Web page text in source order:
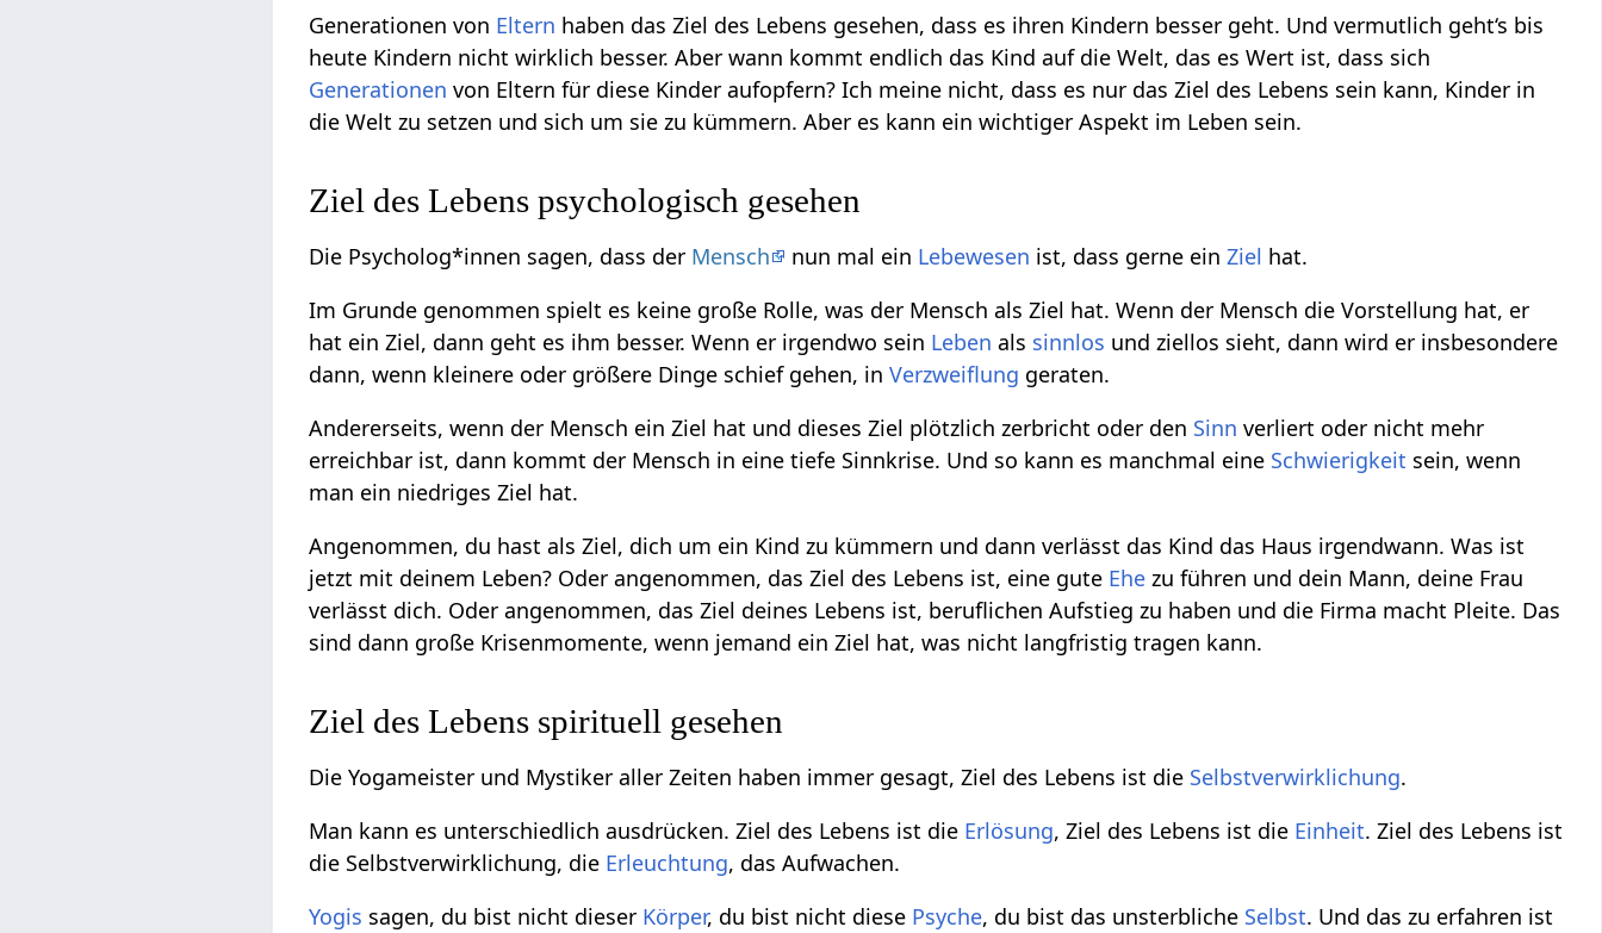
Generationen von Eltern haben das Ziel des Lebens gesehen, dass es ihren Kindern besser geht. Und vermutlich geht‘s bis
heute Kindern nicht wirklich besser. Aber wann kommt endlich das Kind auf die Welt, das es Wert ist, dass sich
Generationen von Eltern für diese Kinder aufopfern? Ich meine nicht, dass es nur das Ziel des Lebens sein kann, Kinder in
die Welt zu setzen und sich um sie zu kümmern. Aber es kann ein wichtiger Aspekt im Leben sein.
Ziel des Lebens psychologisch gesehen
Die Psycholog*innen sagen, dass der Mensch nun mal ein Lebewesen ist, dass gerne einZiel hat.
Im Grunde genommen spielt es keine große Rolle, was der Mensch als Ziel hat. Wenn der Mensch die Vorstellung hat, er
hat ein Ziel, dann geht es ihm besser. Wenn er irgendwo sein Leben als sinnlos und ziellos sieht, dann wird er insbesondere
dann, wenn kleinere oder größere Dinge schief gehen, inVerzweiflung geraten.
Andererseits, wenn der Mensch ein Ziel hat und dieses Ziel plötzlich zerbricht oder den Sinn verliert oder nicht mehr
erreichbar ist, dann kommt der Mensch in eine tiefe Sinnkrise. Und so kann es manchmal eine Schwierigkeit sein, wenn
man ein niedriges Ziel hat.
Angenommen, du hast als Ziel, dich um ein Kind zu kümmern und dann verlässt das Kind das Haus irgendwann. Was ist
jetzt mit deinem Leben? Oder angenommen, das Ziel des Lebens ist, eine gute Ehe zu führen und dein Mann, deine Frau
verlässt dich. Oder angenommen, das Ziel deines Lebens ist, beruflichen Aufstieg zu haben und die Firma macht Pleite. Das
sind dann große Krisenmomente, wenn jemand ein Ziel hat, was nicht langfristig tragen kann.
Ziel des Lebens spirituell gesehen
Die Yogameister und Mystiker aller Zeiten haben immer gesagt, Ziel des Lebens ist die Selbstverwirklichung.
Man kann es unterschiedlich ausdrücken. Ziel des Lebens ist die Erlösung, Ziel des Lebens ist die Einheit. Ziel des Lebens ist
die Selbstverwirklichung, die Erleuchtung, das Aufwachen.
Yogis sagen, du bist nicht dieser Körper, du bist nicht diese Psyche, du bist das unsterbliche Selbst. Und das zu erfahren ist